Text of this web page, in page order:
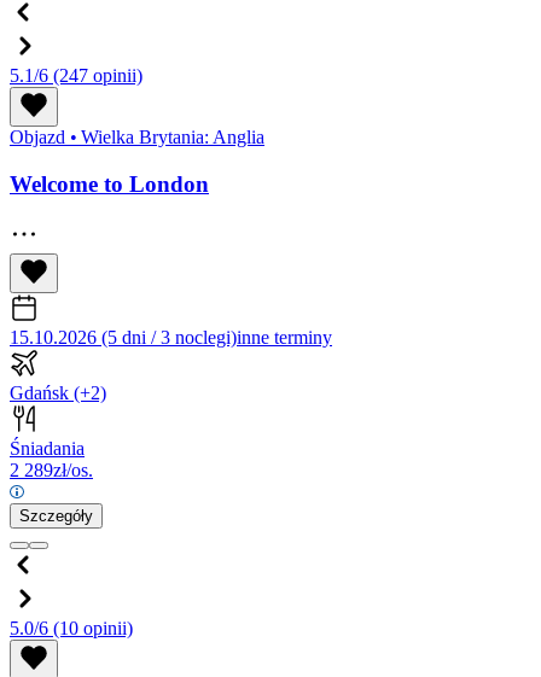
5.1/6 (247 opinii)
Objazd • Wielka Brytania: Anglia
Welcome to London
15.10.2026 (5 dni / 3 noclegi)inne terminy
Gdańsk (+2)
Śniadania
2 289zł/os.
Szczegóły
5.0/6 (10 opinii)